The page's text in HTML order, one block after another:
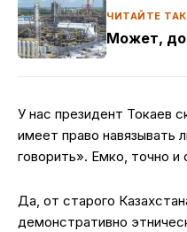
ЧИТАЙТЕ
Может,
У нас президент Токаев
имеет право навязывать
говорить». Емко, точно и
Да, от старого
демонстративно